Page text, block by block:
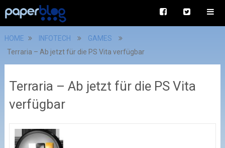
HOME INFOTECH
GAMES
Terraria – Ab jetzt für die PS Vita verfügbar
Terraria – Ab jetzt für die PS Vita
verfügbar